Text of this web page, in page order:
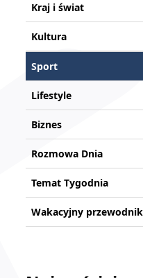
Kraj i świat
Kultura
Sport
Lifestyle
Biznes
Rozmowa Dnia
Temat Tygodnia
Wakacyjny